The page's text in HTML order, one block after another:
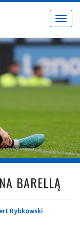
Toggle
BARELLĄ
Rybkowski